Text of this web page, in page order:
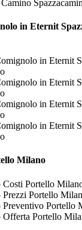
in Eternit
in Eternit
in Eternit
in Eternit
in Eternit
Milano
Costi Portello
Prezzi Portello
Preventivo Portello
Offerta Portello